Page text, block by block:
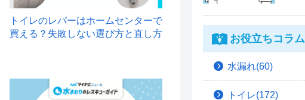
トイレのレバーはホームセンターで
買える？失敗しない選び方と直し方
お役立ちコラム
水漏れ(60)
トイレ(172)